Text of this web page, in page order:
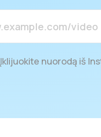
Įklijuokite nuorodą iš